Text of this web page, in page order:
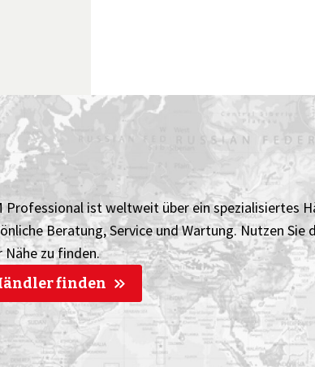
Professional ist weltweit über ein spezialisiertes
Beratung, Service und Wartung. Nutzen
Nähe zu finden.
finden